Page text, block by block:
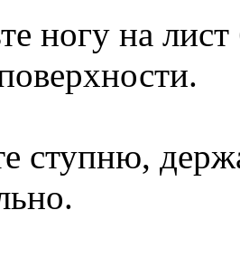
ногу на
ступню,